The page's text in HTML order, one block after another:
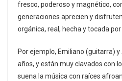
fresco, poderoso y magnético,
generaciones aprecien y
orgánica, real, hecha y tocada por
Por ejemplo, Emiliano (guitarra)
años, y están muy clavados con
suena la música con raíces